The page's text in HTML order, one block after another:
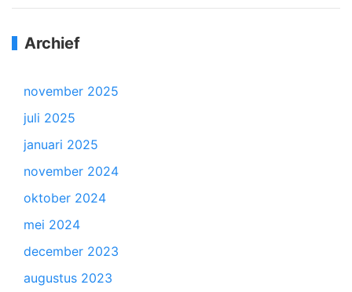
Archief
november 2025
juli 2025
januari 2025
november 2024
oktober 2024
mei 2024
december 2023
augustus 2023